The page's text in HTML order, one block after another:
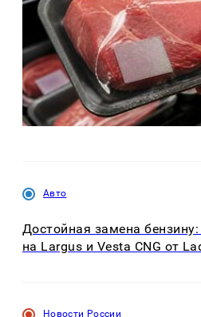
Авто
Достойная замена
на Largus и Vesta CNG от
Новости России